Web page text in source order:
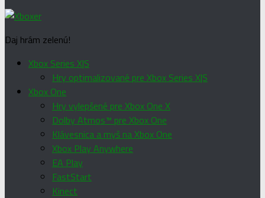
Daj hrám zelenú!
Xbox Series X|S
Hry optimalizované pre Xbox Series X|S
Xbox One
Hry vylepšené pre Xbox One X
Dolby Atmos™ pre Xbox One
Klávesnica a myš na Xbox One
Xbox Play Anywhere
EA Play
FastStart
Kinect